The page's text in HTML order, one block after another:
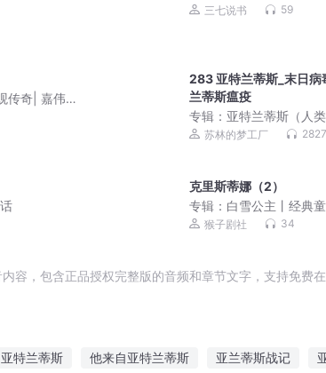
三七说书 59
传奇| 嘉伟演
283 亚特兰蒂斯_末日
兰蒂斯瘟疫
专辑： 亚特兰蒂斯（人
刘慈欣/陈浩基力荐科幻
苏林的梦工厂 2827
克里斯蒂娜（2）
专辑： 白雪公主丨经典
猴子剧社 34
容，包含正品授权完整版的音频和章节文字，支持免费
亚特兰蒂斯 他来自亚特兰蒂斯 亚兰蒂斯战记